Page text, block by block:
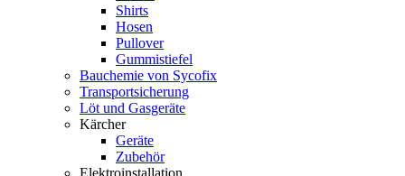
Shirts
Hosen
Pullover
Gummistiefel
Bauchemie von Sycofix
Transportsicherung
Löt und Gasgeräte
Kärcher
Geräte
Zubehör
Elektroinstallation